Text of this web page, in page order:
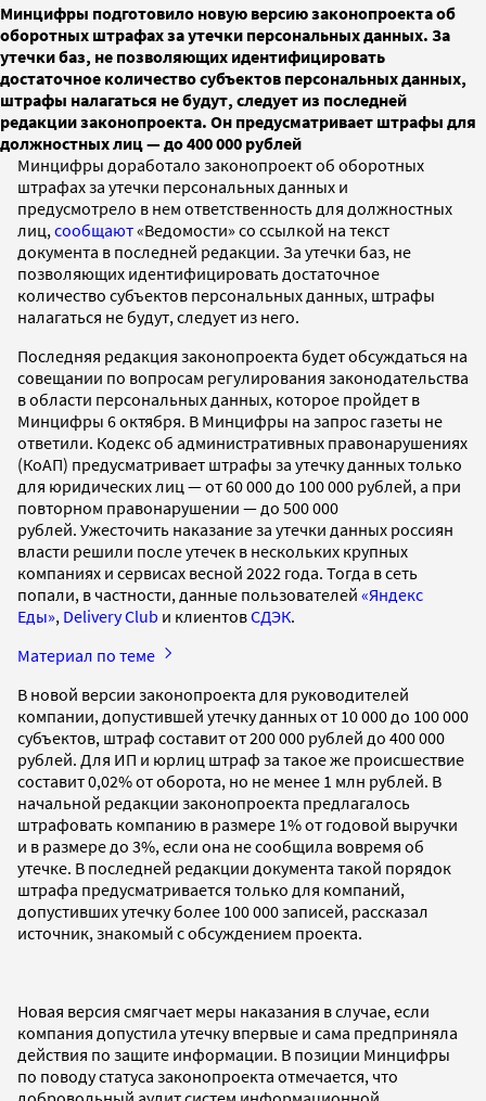
Минцифры подготовило новую версию законопроекта об
оборотных штрафах за утечки персональных данных. За
утечки баз, не позволяющих идентифицировать
достаточное количество субъектов персональных данных,
штрафы налагаться не будут, следует из последней
редакции законопроекта. Он предусматривает штрафы для
должностных лиц — до 400 000 рублей
Минцифры доработало законопроект об оборотных
штрафах за утечки персональных данных и
предусмотрело в нем ответственность для должностных
лиц, сообщают«Ведомости» со ссылкой на текст
документа в последней редакции. За утечки баз, не
позволяющих идентифицировать достаточное
количество субъектов персональных данных, штрафы
налагаться не будут, следует из него.
Последняя редакция законопроекта будет обсуждаться на
совещании по вопросам регулирования законодательства
в области персональных данных, которое пройдет в
Минцифры 6 октября. В Минцифры на запрос газеты не
ответили. Кодекс об административных правонарушениях
(КоАП) предусматривает штрафы за утечку данных только
для юридических лиц — от 60 000 до 100 000 рублей, а при
повторном правонарушении — до 500 000
рублей. Ужесточить наказание за утечки данных россиян
власти решили после утечек в нескольких крупных
компаниях и сервисах весной 2022 года. Тогда в сеть
попали, в частности, данные пользователей «Яндекс
Еды», Delivery Club и клиентовСДЭК.
Материал по теме
В новой версии законопроекта для руководителей
компании, допустившей утечку данных от 10 000 до 100 000
субъектов, штраф составит от 200 000 рублей до 400 000
рублей. Для ИП и юрлиц штраф за такое же происшествие
составит 0,02% от оборота, но не менее 1 млн рублей. В
начальной редакции законопроекта предлагалось
штрафовать компанию в размере 1% от годовой выручки
и в размере до 3%, если она не сообщила вовремя об
утечке. В последней редакции документа такой порядок
штрафа предусматривается только для компаний,
допустивших утечку более 100 000 записей, рассказал
источник, знакомый с обсуждением проекта.
Новая версия смягчает меры наказания в случае, если
компания допустила утечку впервые и сама предприняла
действия по защите информации. В позиции Минцифры
по поводу статуса законопроекта отмечается, что